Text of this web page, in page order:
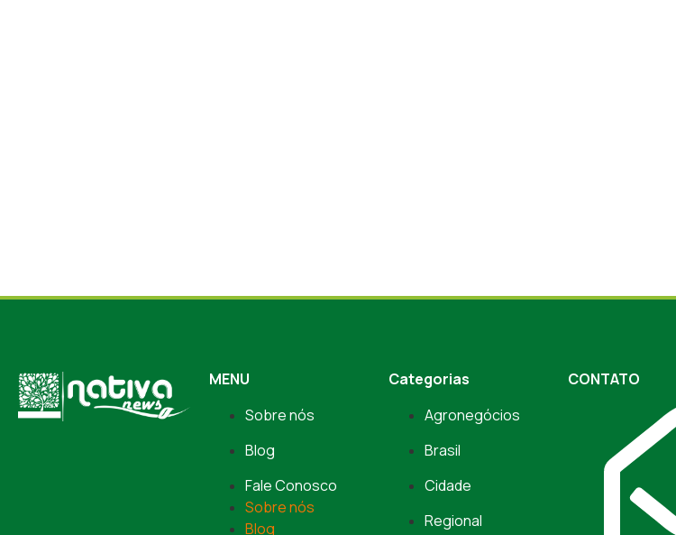
MENU
Sobre nós
Blog
Fale Conosco
Sobre nós
Blog
Categorias
Agronegócios
Brasil
Cidade
Regional
CONTATO